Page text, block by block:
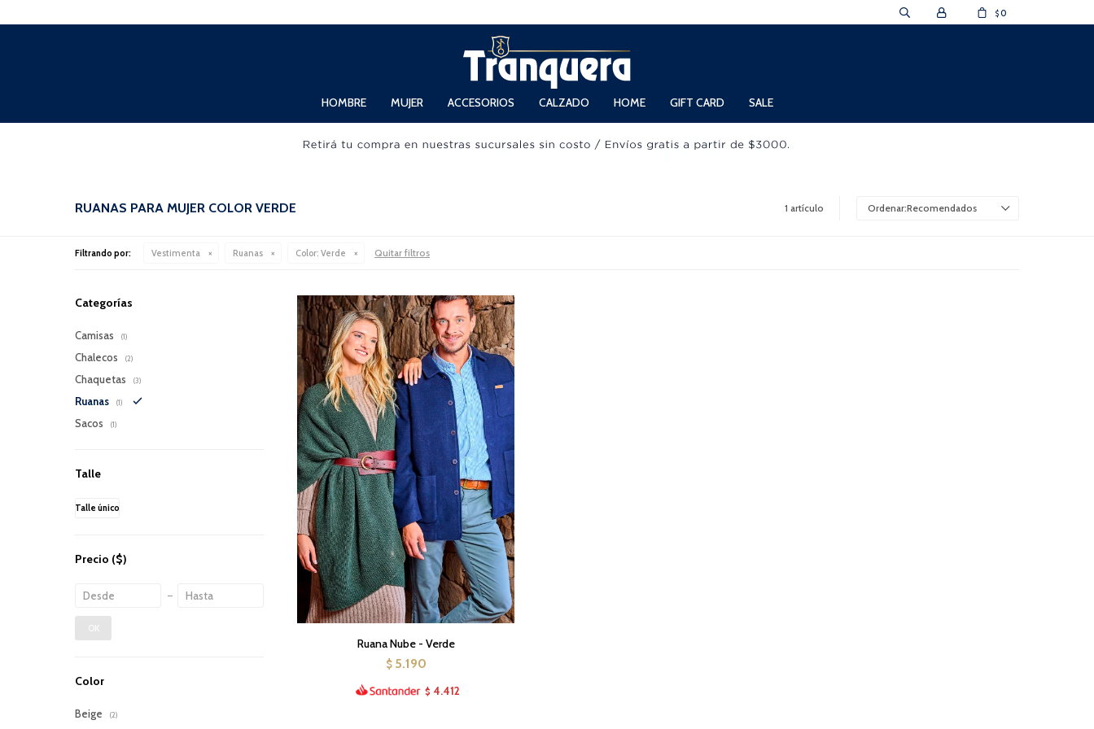
HOMBRE MUJER ACCESORIOS CALZADO HOME GIFT CARD SALE
$ 0
RUANAS PARA MUJER COLOR VERDE 1 artículo Recomendados
Filtrando por: Vestimenta Ruanas Color: Verde Quitar filtros
Ruana Nube - Verde
$ 5.190
$ 4.412
Categorías
Camisas (1)
Chalecos (2)
Chaquetas (3)
Ruanas (1)
Sacos (1)
Talle
Talle único
Precio ($)
OK
Color
Beige (2)